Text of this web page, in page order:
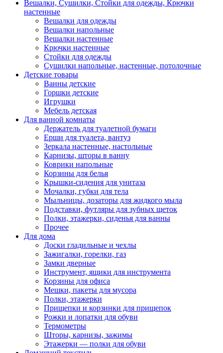
Вешалки, Сушилки, Стойки для одежды, Крючки
настенные
Вешалки для одежды
Вешалки напольные
Вешалки настенные
Крючки настенные
Стойки для одежды
Сушилки напольные, настенные, потолочные
Детские товары
Ванны детские
Горшки детские
Игрушки
Мебель детская
Для ванной комнаты
Держатель для туалетной бумаги
Ерши для туалета, вантуз
Зеркала настенные, настольные
Карнизы, шторы в ванну
Коврики напольные
Корзины для белья
Крышки-сидения для унитаза
Мочалки, губки для тела
Мыльницы, дозаторы для жидкого мыла
Подставки, футляры для зубных щеток
Полки, этажерки, сиденья для ванны
Прочее
Для дома
Доски гладильные и чехлы
Зажигалки, горелки, газ
Замки дверные
Инструмент, ящики для инструмента
Корзины для офиса
Мешки, пакеты для мусора
Полки, этажерки
Прищепки и корзинки для прищепок
Рожки и лопатки для обуви
Термометры
Шторы, карнизы, зажимы
Этажерки — полки для обуви